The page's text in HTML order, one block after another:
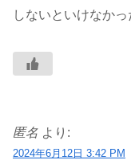
しないといけなか
匿名 より:
2024年6月12日 3:42 PM